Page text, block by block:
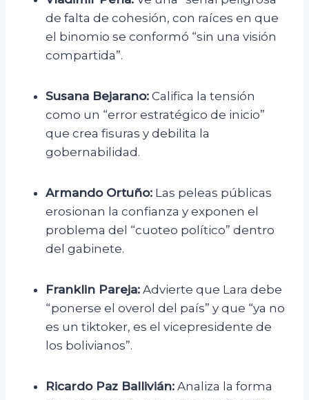
de falta de cohesión, con raíces en que
el binomio se conformó “sin una visión
compartida”.
Susana Bejarano: Califica la tensión
como un “error estratégico de inicio”
que crea fisuras y debilita la
gobernabilidad.
Armando Ortuño: Las peleas públicas
erosionan la confianza y exponen el
problema del “cuoteo político” dentro
del gabinete.
Franklin Pareja: Advierte que Lara debe
“ponerse el overol del país” y que “ya no
es un tiktoker, es el vicepresidente de
los bolivianos”.
Ricardo Paz Ballivián: Analiza la forma